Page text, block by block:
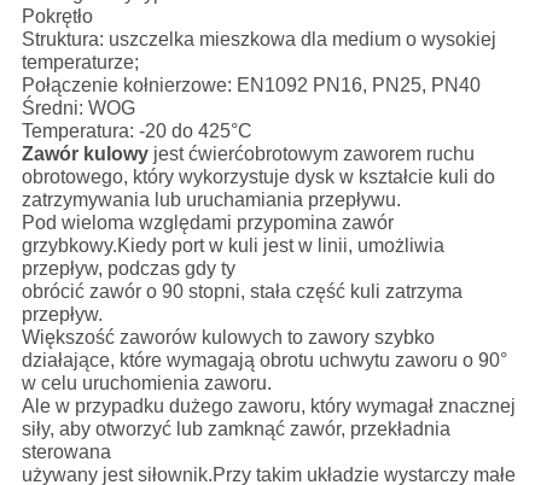
Pokrętło
Struktura: uszczelka mieszkowa dla medium o wysokiej
temperaturze;
Połączenie kołnierzowe: EN1092 PN16, PN25, PN40
Średni: WOG
Temperatura: -20 do 425°C
Zawór kulowyjest ćwierćobrotowym zaworem ruchu
obrotowego, który wykorzystuje dysk w kształcie kuli do
zatrzymywania lub uruchamiania przepływu.
Pod wieloma względami przypomina zawór
grzybkowy.Kiedy port w kuli jest w linii, umożliwia
przepływ, podczas gdy ty
obrócić zawór o 90 stopni, stała część kuli zatrzyma
przepływ.
Większość zaworów kulowych to zawory szybko
działające, które wymagają obrotu uchwytu zaworu o 90°
w celu uruchomienia zaworu.
Ale w przypadku dużego zaworu, który wymagał znacznej
siły, aby otworzyć lub zamknąć zawór, przekładnia
sterowana
używany jest siłownik.Przy takim układzie wystarczy małe